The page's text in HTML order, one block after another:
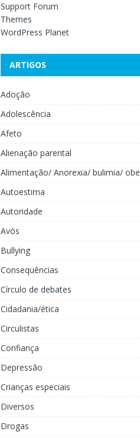
Support Forum
Themes
WordPress Planet
ARTIGOS
Adoção
Adolescência
Afeto
Alienação parental
Alimentação/ Anorexia/ bulimia/
Autoestima
Autoridade
Avós
Bullying
Consequências
Círculo de debates
Cidadania/ética
Circulistas
Confiança
Depressão
Crianças especiais
Diversos
Drogas